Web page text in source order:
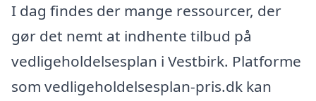
I dag findes der mange ressourcer, der
gør det nemt at indhente tilbud på
vedligeholdelsesplan i Vestbirk. Platforme
som vedligeholdelsesplan-pris.dk kan